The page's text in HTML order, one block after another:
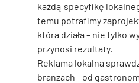
każdą specyfikę
temu potrafimy
która działa – nie tylko
przynosi rezultaty.
Reklama lokalna
branżach - od